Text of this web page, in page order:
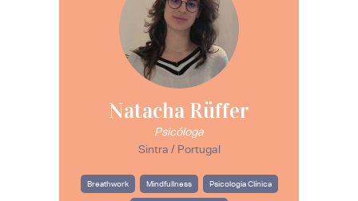
Natacha Rüffer
Psicóloga
Sintra / Portugal
Breathwork Mindfullness Psicologia Clínica